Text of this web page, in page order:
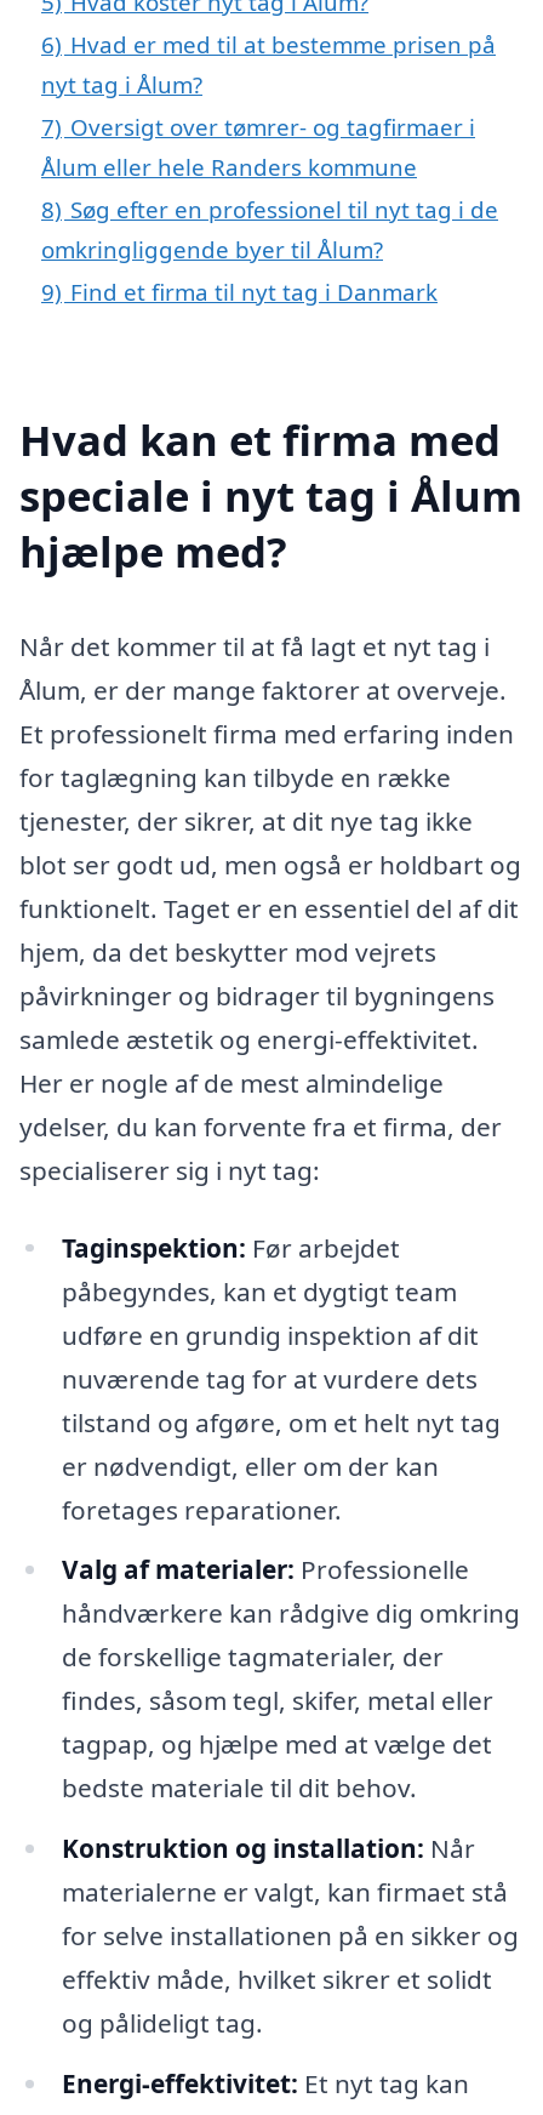
6) Hvad er med til at bestemme prisen på
nyt tag i Ålum?
7) Oversigt over tømrer- og tagfirmaer i
Ålum eller hele Randers kommune
8) Søg efter en professionel til nyt tag i de
omkringliggende byer til Ålum?
9) Find et firma til nyt tag i Danmark
Hvad kan et firma med
speciale i nyt tag i Ålum
hjælpe med?
Når det kommer til at få lagt et nyt tag i
Ålum, er der mange faktorer at overveje.
Et professionelt firma med erfaring inden
for taglægning kan tilbyde en række
tjenester, der sikrer, at dit nye tag ikke
blot ser godt ud, men også er holdbart og
funktionelt. Taget er en essentiel del af dit
hjem, da det beskytter mod vejrets
påvirkninger og bidrager til bygningens
samlede æstetik og energi-effektivitet.
Her er nogle af de mest almindelige
ydelser, du kan forvente fra et firma, der
specialiserer sig i nyt tag:
Taginspektion: Før arbejdet
påbegyndes, kan et dygtigt team
udføre en grundig inspektion af dit
nuværende tag for at vurdere dets
tilstand og afgøre, om et helt nyt tag
er nødvendigt, eller om der kan
foretages reparationer.
Valg af materialer: Professionelle
håndværkere kan rådgive dig omkring
de forskellige tagmaterialer, der
findes, såsom tegl, skifer, metal eller
tagpap, og hjælpe med at vælge det
bedste materiale til dit behov.
Konstruktion og installation: Når
materialerne er valgt, kan firmaet stå
for selve installationen på en sikker og
effektiv måde, hvilket sikrer et solidt
og pålideligt tag.
Energi-effektivitet: Et nyt tag kan